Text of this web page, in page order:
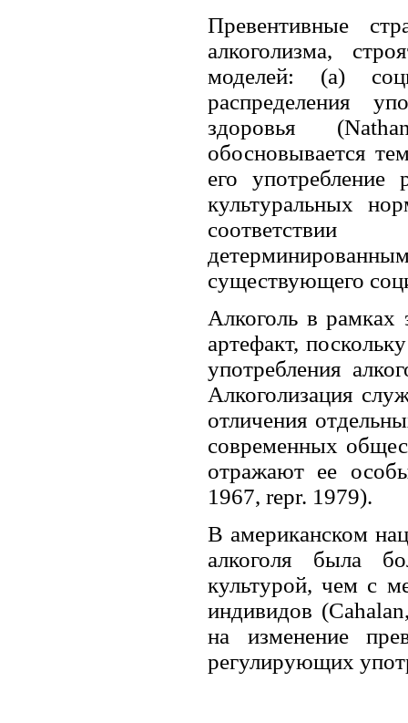
Превентивные
алкоголизма,
моделей: (а)
распределения
здоровья
обосновывается
его употребление
культуральных
существующего
Алкоголь в рамках
артефакт,
употребления
Алкоголизация
отличения
современных
отражают ее
1967, repr. 1979).
В американском
алкоголя была
культурой, чем с
индивидов
на изменение
регулирующих